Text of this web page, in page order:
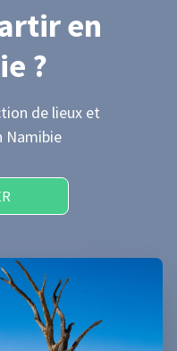
en
?
de lieux et
Namibie